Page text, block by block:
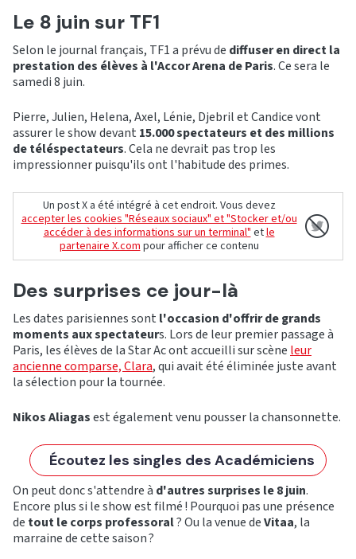
Le 8 juin sur TF1
Selon le journal français, TF1 a prévu de diffuser en direct la
prestation des élèves à l'Accor Arena de Paris. Ce sera le
samedi 8 juin.
Pierre, Julien, Helena, Axel, Lénie, Djebril et Candice vont
assurer le show devant 15.000 spectateurs et des millions
de téléspectateurs. Cela ne devrait pas trop les
impressionner puisqu'ils ont l'habitude des primes.
Un post X a été intégré à cet endroit. Vous devez
accepter les cookies "Réseaux sociaux" et "Stocker et/ou
accéder à des informations sur un terminal"etle
partenaire X.compour afficher ce contenu
Des surprises ce jour-là
Les dates parisiennes sont l'occasion d'offrir de grands
moments aux spectateurs. Lors de leur premier passage à
Paris, les élèves de la Star Ac ont accueilli sur scène leur
ancienne comparse, Clara, qui avait été éliminée juste avant
la sélection pour la tournée.
Nikos Aliagasest également venu pousser la chansonnette.
Écoutez les singles des Académiciens
On peut donc s'attendre à d'autres surprises le 8 juin.
Encore plus si le show est filmé ! Pourquoi pas une présence
de tout le corps professoral? Ou la venue deVitaa, la
marraine de cette saison ?